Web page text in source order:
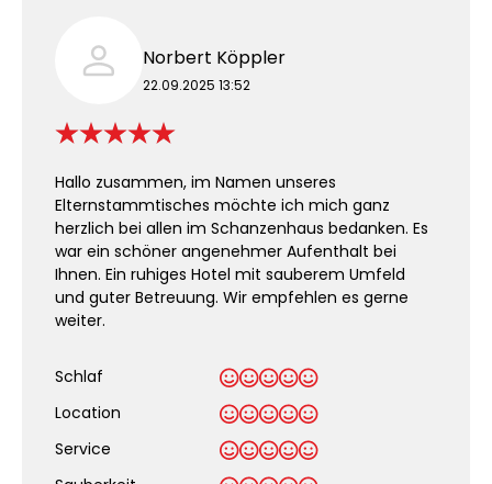
Norbert Köppler
22.09.2025 13:52
Hallo zusammen, im Namen unseres
Elternstammtisches möchte ich mich ganz
herzlich bei allen im Schanzenhaus bedanken. Es
war ein schöner angenehmer Aufenthalt bei
Ihnen. Ein ruhiges Hotel mit sauberem Umfeld
und guter Betreuung. Wir empfehlen es gerne
weiter.
Schlaf
Location
Service